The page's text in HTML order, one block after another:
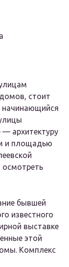
стоит
начинающийся
— архитектуру
и площадью
осмотреть
бывшей
известного
выставке
этой
Комплекс